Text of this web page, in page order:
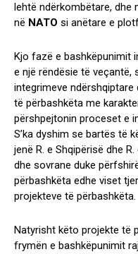
lehtë ndërkombëtare, dhe
në NATO si anëtare e
Kjo fazë e bashkëpunimit
e një rëndësie të veçantë,
integrimeve
të përbashkëta me
përshpejtonin proceset e
S’ka dyshim se bartës të
jenë R. e Shqipërisë dhe
dhe sovrane duke
përbashkëta edhe viset
projekteve të përbashkëta.
Natyrisht këto projekte të
frymën e bashkëpunimit